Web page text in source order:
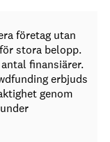
företag utan
stora belopp.
finansiärer.
erbjuds
genom